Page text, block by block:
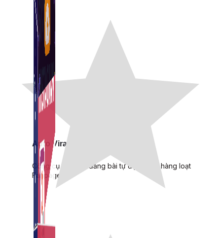
Auto Viral Content
Công cụ đặt lịch, đăng bài tự động cho hàng loạt
Fanpage.